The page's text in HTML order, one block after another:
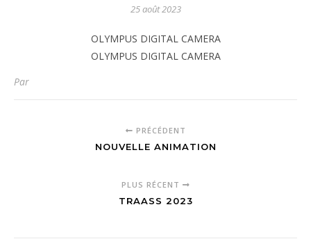
25 août 2023
OLYMPUS DIGITAL CAMERA
OLYMPUS DIGITAL CAMERA
Par
PRÉCÉDENT
NOUVELLE ANIMATION
PLUS RÉCENT
TRAASS 2023